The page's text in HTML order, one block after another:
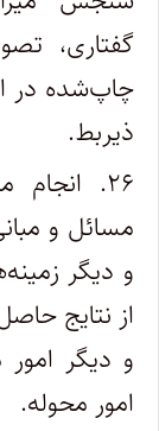
گفتاری،
چاپ‌شده در
ذیربط.
۲۶.
مسائل و
و دیگر
‌از نتایج
و دیگر
امور محوله.